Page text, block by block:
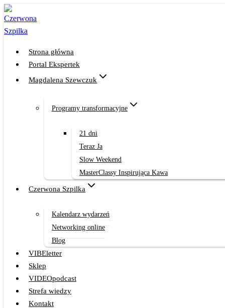
Przejdź
do
treści
Strona główna
Portal Ekspertek
Magdalena Szewczuk
Programy transformacyjne
21 dni
Teraz Ja
Slow Weekend
MasterClassy Inspirująca Kawa
Czerwona Szpilka
Kalendarz wydarzeń
Networking online
Blog
VIBEletter
Sklep
VIDEOpodcast
Strefa wiedzy
Kontakt